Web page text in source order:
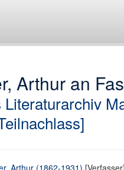
Arthur an
Literaturarchiv
Arthur (1862-1931)